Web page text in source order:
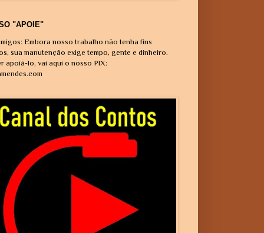
"APOIE"
Embora nosso trabalho não tenha fins
sua manutenção exige tempo, gente e dinheiro.
apoiá-lo, vai aqui o nosso PIX: